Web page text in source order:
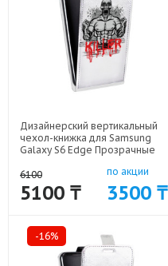
Дизайнерский вертикальный
чехол-книжка для Samsung
Galaxy S6 Edge Прозрачные
18338
6100
5100 ₸
по акции
3500 ₸
-16%